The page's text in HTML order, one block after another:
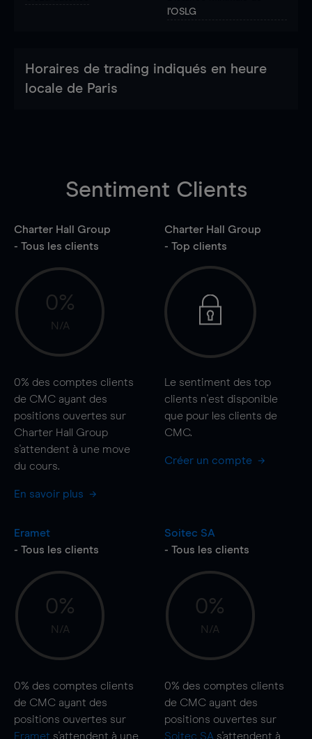
l'OSLG
Horaires de trading indiqués en heure
locale de Paris
Sentiment Clients
Charter Hall Group
- Tous les clients
0%
N/A
0% des comptes clients
de CMC ayant des
positions ouvertes sur
Charter Hall Group
s'attendent à une move
du cours.
En savoir plus
Charter Hall Group
- Top clients
Le sentiment des top
clients n'est disponible
que pour les clients de
CMC.
Créer un compte
Eramet
- Tous les clients
0%
N/A
0% des comptes clients
de CMC ayant des
positions ouvertes sur
Eramet s'attendent à une
Soitec SA
- Tous les clients
0%
N/A
0% des comptes clients
de CMC ayant des
positions ouvertes sur
Soitec SA s'attendent à